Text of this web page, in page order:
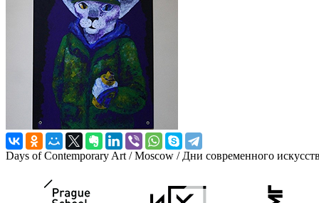
Days of Contemporary Art / Moscow / Дни современного